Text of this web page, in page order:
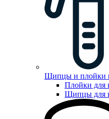
Щипцы и плойки
Плойки для
Щипцы для